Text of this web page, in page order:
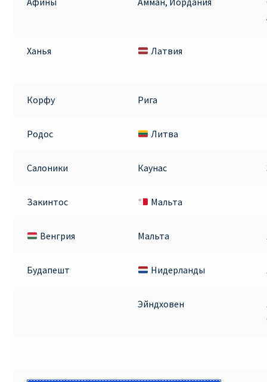
ПРАВИЛА ПРОВОЗА БАГАЖА RYANAIR
РЕЙСАМИ RYANAIR
РЕГИСТРАЦИЯ НА РЕЙС И ДОКУМЕНТЫ ДЛЯ
КУПИТЬ АВИАБИЛЕТЫ ДЕШЕВО
Ханья
Латвия
Корфу Рига
Родос Литва
Салоники Каунас
Закинтос Мальта
Венгрия Мальта
Будапешт Нидерланды
Эйндховен